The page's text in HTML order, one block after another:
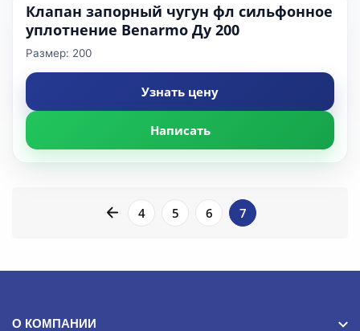
Клапан запорный чугун фл сильфонное
уплотнение Benarmo Ду 200
Размер: 200
Узнать цену
Написать
4 5 6 7
О КОМПАНИИ